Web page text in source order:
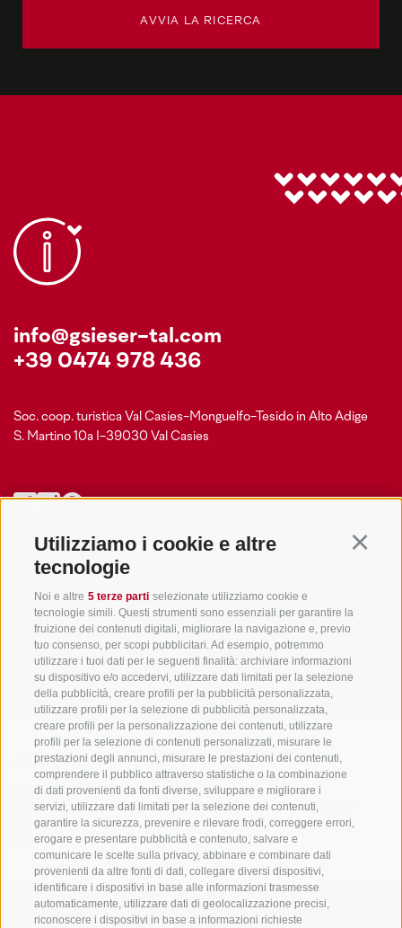
Utilizziamo i cookie e altre
tecnologie
Noi e altre 5 terze parti selezionate utilizziamo cookie e
tecnologie simili. Questi strumenti sono essenziali per garantire la
fruizione dei contenuti digitali, migliorare la navigazione e, previo
tuo consenso, per scopi pubblicitari. Ad esempio, potremmo
utilizzare i tuoi dati per le seguenti finalità: archiviare informazioni
su dispositivo e/o accedervi, utilizzare dati limitati per la selezione
della pubblicità, creare profili per la pubblicità personalizzata,
utilizzare profili per la selezione di pubblicità personalizzata,
creare profili per la personalizzazione dei contenuti, utilizzare
profili per la selezione di contenuti personalizzati, misurare le
prestazioni degli annunci, misurare le prestazioni dei contenuti,
comprendere il pubblico attraverso statistiche o la combinazione
di dati provenienti da fonti diverse, sviluppare e migliorare i
servizi, utilizzare dati limitati per la selezione dei contenuti,
garantire la sicurezza, prevenire e rilevare frodi, correggere errori,
erogare e presentare pubblicità e contenuto, salvare e
comunicare le scelte sulla privacy, abbinare e combinare dati
provenienti da altre fonti di dati, collegare diversi dispositivi,
identificare i dispositivi in base alle informazioni trasmesse
automaticamente, utilizzare dati di geolocalizzazione precisi,
riconoscere i dispositivi in base a informazioni richieste
AVVIA LA RICERCA
info@gsieser-tal.com
+39 0474 978 436
Soc. coop. turistica Val Casies-Monguelfo-Tesido in Alto Adige
S. Martino 10a I-39030 Val Casies
Sempre informati e aggiornati!
Alloggi
Hotel
Garni/B&B
Residence/Appartamento
Agriturismo
Temi
La Regione
Attività
Hot Spots
Good to know
Service
Arrivo
Mobility Center
GuestPass
PARTNER created with passion by